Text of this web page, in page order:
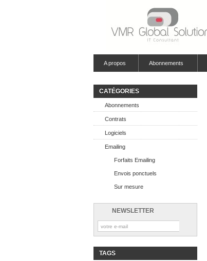
A propos Abonnements
CATÉGORIES
Abonnements
Contrats
Logiciels
Emailing
Forfaits Emailing
Envois ponctuels
Sur mesure
NEWSLETTER
TAGS